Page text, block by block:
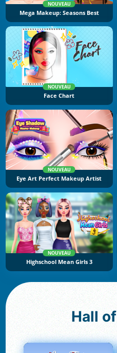
NOUVEAU
Mega Makeup: Seasons Best
NOUVEAU
Face Chart
NOUVEAU
Eye Art Perfect Makeup Artist
NOUVEAU
Highschool Mean Girls 3
Hall of